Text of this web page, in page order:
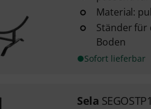
Material:
Ständer für
Boden
Sofort lieferbar
Sela